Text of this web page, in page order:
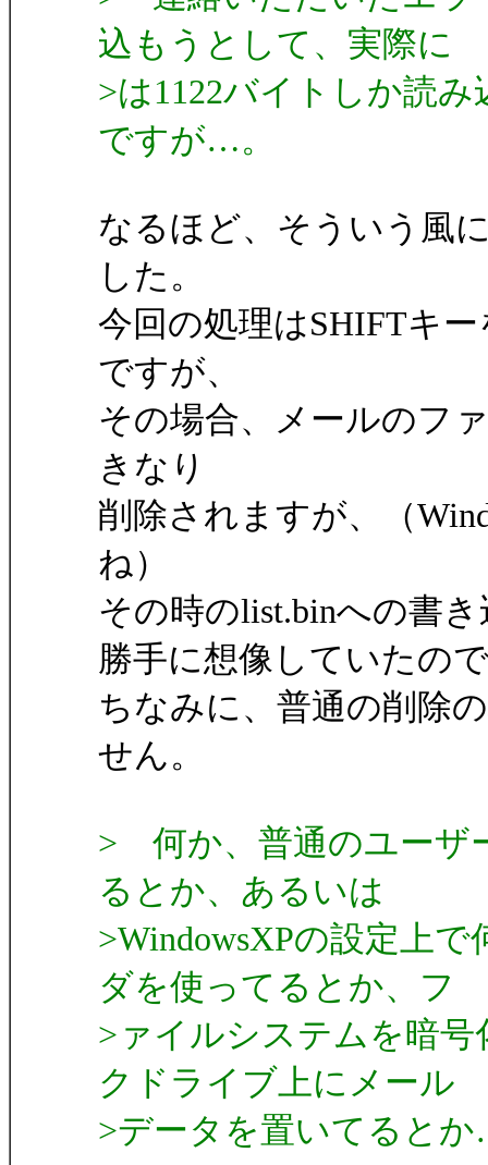
込もうとして、実際に
>は1122バイトしか読
ですが…。
なるほど、そういう風
した。
今回の処理はSHIFTキ
ですが、
その場合、メールのフ
きなり
削除されますが、（
ね）
その時のlist.binへの書
勝手に想像していたの
ちなみに、普通の削除
せん。
> 何か、普通のユーザ
るとか、あるいは
>WindowsXPの設定上
ダを使ってるとか、フ
>ァイルシステムを暗
クドライブ上にメール
>データを置いてると